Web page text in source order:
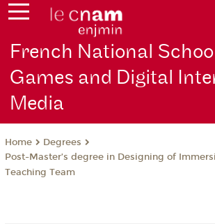
French National
Games and Digital
Media
Home
Degrees
Post-Master’s degree in Designing of
Teaching Team